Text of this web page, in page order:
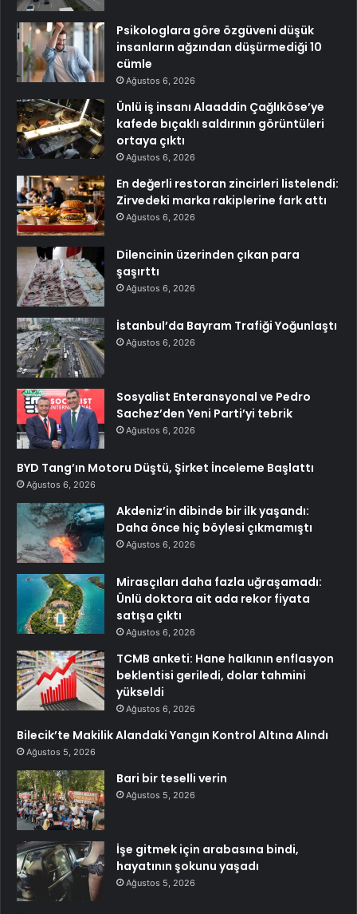
Psikologlara göre özgüveni düşük
insanların ağzından düşürmediği 10
cümle
Ağustos 6, 2026
Ünlü iş insanı Alaaddin Çağlıköse’ye
kafede bıçaklı saldırının görüntüleri
ortaya çıktı
Ağustos 6, 2026
En değerli restoran zincirleri listelendi:
Zirvedeki marka rakiplerine fark attı
Ağustos 6, 2026
Dilencinin üzerinden çıkan para
şaşırttı
Ağustos 6, 2026
İstanbul’da Bayram Trafiği Yoğunlaştı
Ağustos 6, 2026
Sosyalist Enteransyonal ve Pedro
Sachez’den Yeni Parti’yi tebrik
Ağustos 6, 2026
BYD Tang’ın Motoru Düştü, Şirket İnceleme Başlattı
Ağustos 6, 2026
Akdeniz’in dibinde bir ilk yaşandı:
Daha önce hiç böylesi çıkmamıştı
Ağustos 6, 2026
Mirasçıları daha fazla uğraşamadı:
Ünlü doktora ait ada rekor fiyata
satışa çıktı
Ağustos 6, 2026
TCMB anketi: Hane halkının enflasyon
beklentisi geriledi, dolar tahmini
yükseldi
Ağustos 6, 2026
Bilecik’te Makilik Alandaki Yangın Kontrol Altına Alındı
Ağustos 5, 2026
Bari bir teselli verin
Ağustos 5, 2026
İşe gitmek için arabasına bindi,
hayatının şokunu yaşadı
Ağustos 5, 2026